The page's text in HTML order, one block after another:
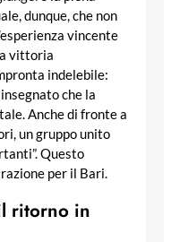
dunque, che non
vincente
vittoria
indelebile:
che la
Anche di fronte a
un gruppo unito
Questo
per il Bari.
ritorno in